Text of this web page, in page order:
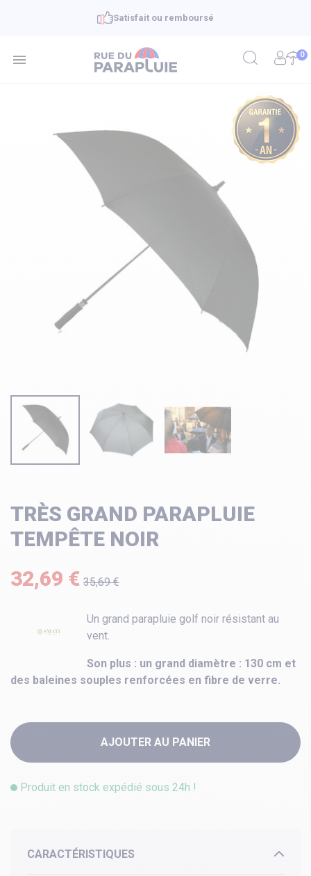
Satisfait ou remboursé
 0
TRÈS GRAND PARAPLUIE
TEMPÊTE NOIR
32,69 € 35,69 €
Un grand parapluie golf noir résistant au
vent.
Son plus : un grand diamètre : 130 cm et
des baleines souples renforcées en fibre de verre.
AJOUTER AU PANIER
Produit en stock expédié sous 24h !
CARACTÉRISTIQUES